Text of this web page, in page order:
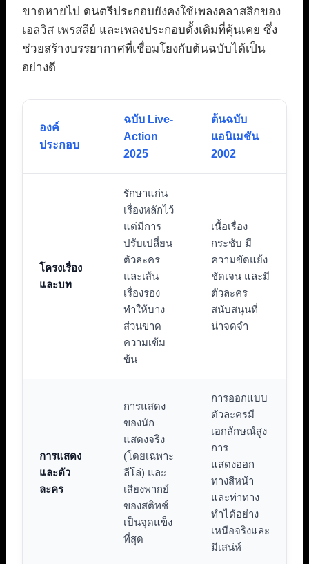
ขาดหายไป ดนตรีประกอบยังคงใช้เพลงคลาสสิกของ
เอลวิส เพรสลีย์ และเพลงประกอบดั้งเดิมที่คุ้นเคย ซึ่ง
ช่วยสร้างบรรยากาศที่เชื่อมโยงกับต้นฉบับได้เป็น
อย่างดี
องค์
ประกอบ
ฉบับ Live-
Action
2025
ต้นฉบับ
แอนิเมชัน
2002
โครงเรื่อง
และบท
รักษาแก่น
เรื่องหลักไว้
แต่มีการ
ปรับเปลี่ยน
ตัวละคร
และเส้น
เรื่องรอง
ทำให้บาง
ส่วนขาด
ความเข้ม
ข้น
เนื้อเรื่อง
กระชับ มี
ความขัดแย้ง
ชัดเจน และมี
ตัวละคร
สนับสนุนที่
น่าจดจำ
การแสดง
และตัว
ละคร
การแสดง
ของนัก
แสดงจริง
(โดยเฉพาะ
ลีโล่) และ
เสียงพากย์
ของสติทช์
เป็นจุดแข็ง
ที่สุด
การออกแบบ
ตัวละครมี
เอกลักษณ์สูง
การ
แสดงออก
ทางสีหน้า
และท่าทาง
ทำได้อย่าง
เหนือจริงและ
มีเสน่ห์